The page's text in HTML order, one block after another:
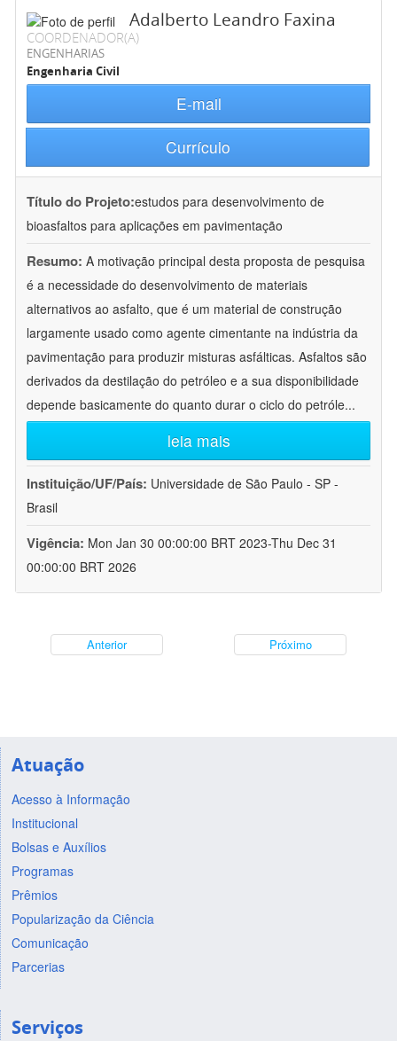
Adalberto Leandro Faxina
COORDENADOR(A)
ENGENHARIAS
Engenharia Civil
E-mail
Currículo
Título do Projeto:estudos para desenvolvimento de
bioasfaltos para aplicações em pavimentação
Resumo: A motivação principal desta proposta de pesquisa
é a necessidade do desenvolvimento de materiais
alternativos ao asfalto, que é um material de construção
largamente usado como agente cimentante na indústria da
pavimentação para produzir misturas asfálticas. Asfaltos são
derivados da destilação do petróleo e a sua disponibilidade
depende basicamente do quanto durar o ciclo do petróle...
leia mais
Instituição/UF/País: Universidade de São Paulo - SP -
Brasil
Vigência: Mon Jan 30 00:00:00 BRT 2023-Thu Dec 31
00:00:00 BRT 2026
Anterior Próximo
Atuação
Acesso à Informação
Institucional
Bolsas e Auxílios
Programas
Prêmios
Popularização da Ciência
Comunicação
Parcerias
Serviços